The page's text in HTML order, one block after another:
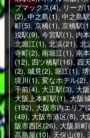
ブマックス(4),リーガ
(2),中之島(1), 中之島
町(5),京橋(1), 京橋駅
戎駅(9),今宮駅(1), 内
北堀江(1),北浜(21), 北
寺町(2), 南堀江(1), 南
(12), 四ツ橋駅(16), 四
(2),城見(2), 堀江(1),
境川(1), 変なホテル(2),
手前(4), 大正駅(3), 大
大阪上本町駅(1),大阪
(192), 大阪市内エリア
(49), 大阪市港区(8), 大
阪市西区(26), 大阪新町
高島屋(10), 天保山(8),